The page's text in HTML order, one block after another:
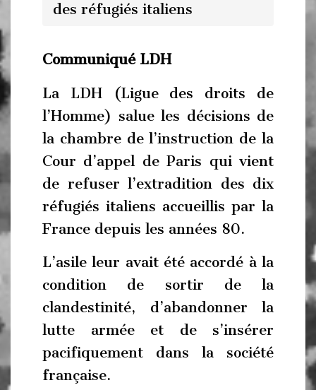
des réfugiés italiens
Communiqué LDH
La LDH (Ligue des droits de
l’Homme) salue les décisions de
la chambre de l’instruction de la
Cour d’appel de Paris qui vient
de refuser l’extradition des dix
réfugiés italiens accueillis par la
France depuis les années 80.
L’asile leur avait été accordé à la
condition de sortir de la
clandestinité, d’abandonner la
lutte armée et de s’insérer
pacifiquement dans la société
française.